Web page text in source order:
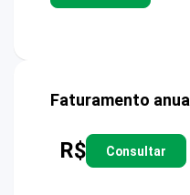
Faturamento anual
R$ Consultar